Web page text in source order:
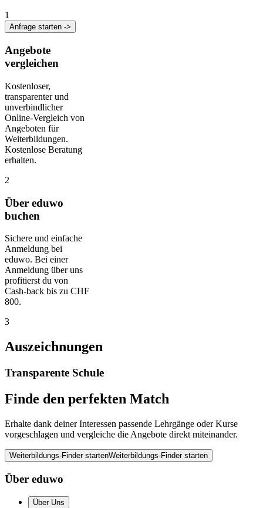
1
Anfrage starten ->
Angebote
vergleichen
Kostenloser,
transparenter und
unverbindlicher
Online-Vergleich von
Angeboten für
Weiterbildungen.
Kostenlose Beratung
erhalten.
2
Über eduwo
buchen
Sichere und einfache
Anmeldung bei
eduwo. Bei einer
Anmeldung über uns
profitierst du von
Cash-back bis zu CHF
800.
3
Auszeichnungen
Transparente Schule
Finde den perfekten Match
Erhalte dank deiner Interessen passende Lehrgänge oder Kurse
vorgeschlagen und vergleiche die Angebote direkt miteinander.
Weiterbildungs-Finder startenWeiterbildungs-Finder starten
Über eduwo
Über Uns